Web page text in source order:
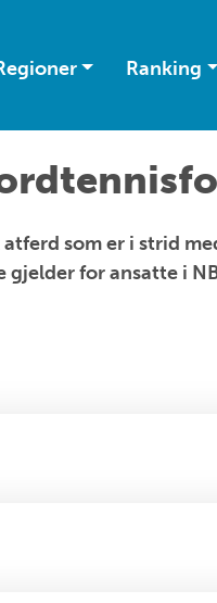
Ranking
som er i strid
for ansatte i